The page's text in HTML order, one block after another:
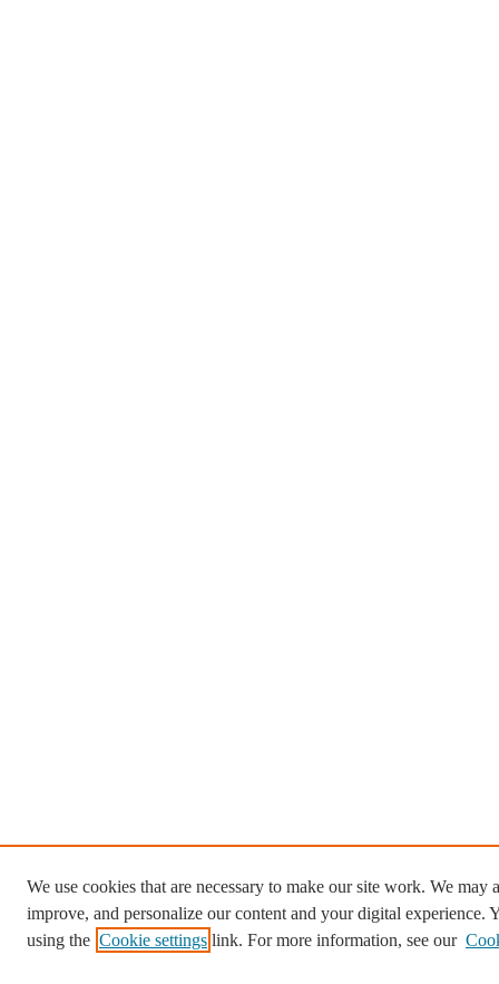
We use cookies that are necessary to make our site work. We may
improve, and personalize our content and your digital experience.
using the Cookie settings link. For more information, see our